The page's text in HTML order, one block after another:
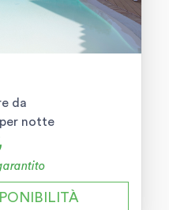
da
notte